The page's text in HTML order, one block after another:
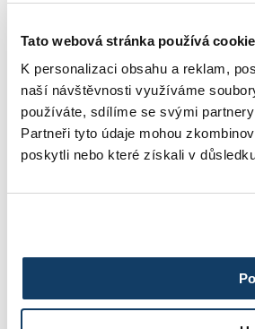
Tato webová stránka používá
K personalizaci obsahu a reklam,
naší návštěvnosti využíváme
používáte, sdílíme se svými
Partneři tyto údaje mohou
poskytli nebo které získali v
Školné